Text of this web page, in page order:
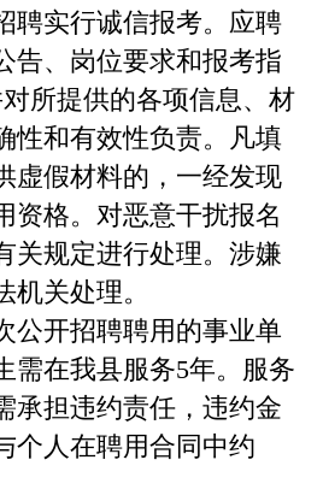
实行诚信报考。应聘
告、岗位要求和报考指
所提供的各项信息、材
性和有效性负责。凡填
虚假材料的，一经发现
资格。对恶意干扰报名
关规定进行处理。涉嫌
机关处理。
开招聘聘用的事业单
需在我县服务5年。服务
承担违约责任，违约金
个人在聘用合同中约